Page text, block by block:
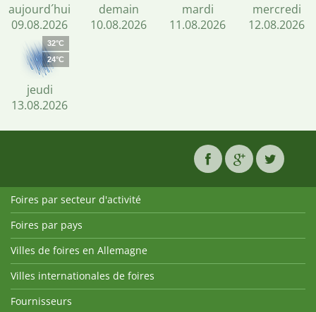
aujourd´hui
09.08.2026
demain
10.08.2026
mardi
11.08.2026
mercredi
12.08.2026
32°C
24°C
jeudi
13.08.2026
Foires par secteur d'activité
Foires par pays
Villes de foires en Allemagne
Villes internationales de foires
Fournisseurs